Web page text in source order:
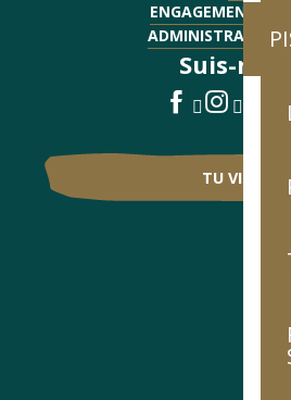
ENGAGEMENTS
ADMINISTRATIF -
Suis-nous !
TU VIENS ?